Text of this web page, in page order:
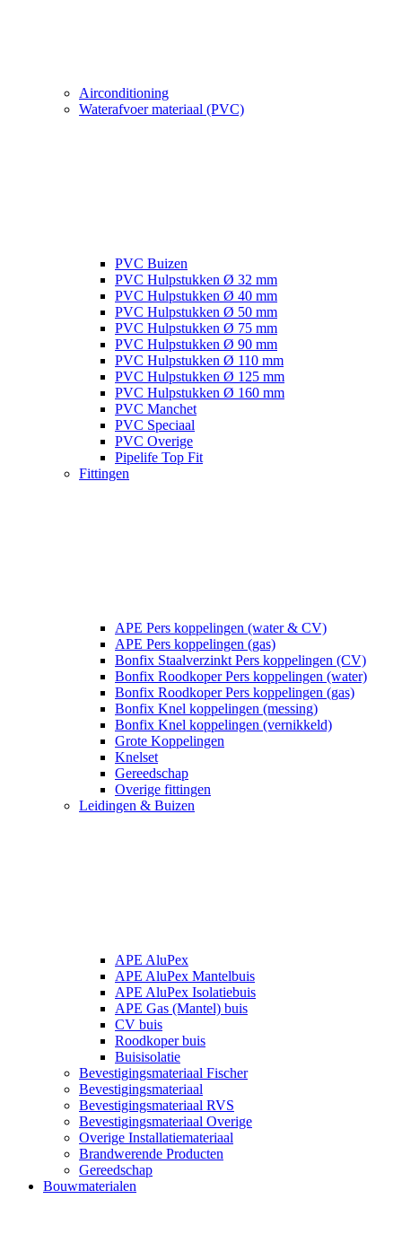
Airconditioning
Waterafvoer materiaal (PVC)
PVC Buizen
PVC Hulpstukken Ø 32 mm
PVC Hulpstukken Ø 40 mm
PVC Hulpstukken Ø 50 mm
PVC Hulpstukken Ø 75 mm
PVC Hulpstukken Ø 90 mm
PVC Hulpstukken Ø 110 mm
PVC Hulpstukken Ø 125 mm
PVC Hulpstukken Ø 160 mm
PVC Manchet
PVC Speciaal
PVC Overige
Pipelife Top Fit
Fittingen
APE Pers koppelingen (water & CV)
APE Pers koppelingen (gas)
Bonfix Staalverzinkt Pers koppelingen (CV)
Bonfix Roodkoper Pers koppelingen (water)
Bonfix Roodkoper Pers koppelingen (gas)
Bonfix Knel koppelingen (messing)
Bonfix Knel koppelingen (vernikkeld)
Grote Koppelingen
Knelset
Gereedschap
Overige fittingen
Leidingen & Buizen
APE AluPex
APE AluPex Mantelbuis
APE AluPex Isolatiebuis
APE Gas (Mantel) buis
CV buis
Roodkoper buis
Buisisolatie
Bevestigingsmateriaal Fischer
Bevestigingsmateriaal
Bevestigingsmateriaal RVS
Bevestigingsmateriaal Overige
Overige Installatiemateriaal
Brandwerende Producten
Gereedschap
Bouwmaterialen